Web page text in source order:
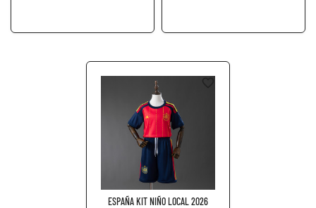
ESPAÑA KIT NIÑO LOCAL 2026